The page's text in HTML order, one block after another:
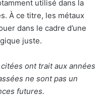
utilisé dans la
À ce titre, les métaux
dans le cadre d’une
juste.
ont trait aux années
ne sont pas un
futures.